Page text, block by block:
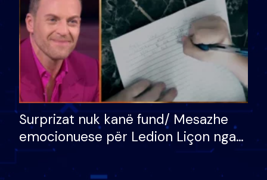
Surprizat nuk kanë fund/ Mesazhe
emocionuese për Ledion Liçon nga
nëna dhe fëmijët e tij, moderatori
nuk i mban dot lotët: Nuk meritoj…